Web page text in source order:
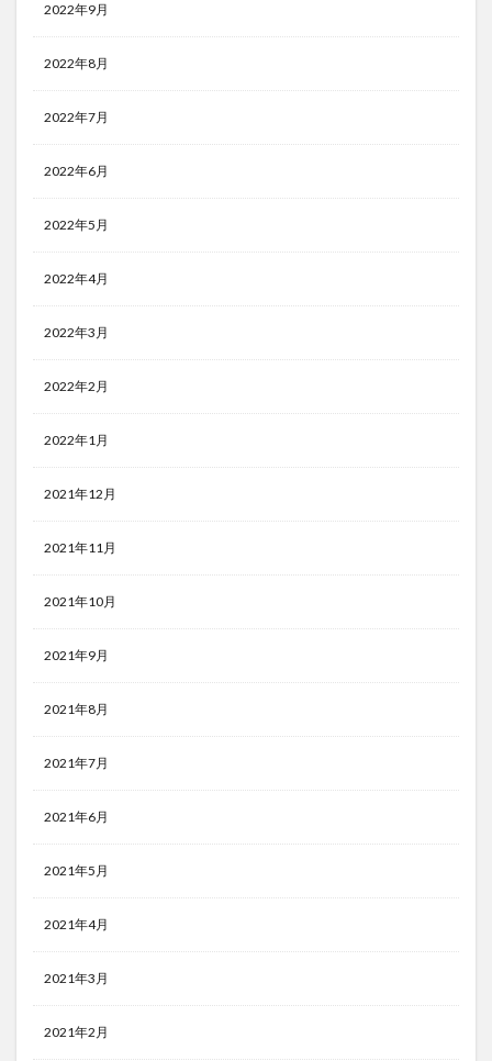
2022年9月
2022年8月
2022年7月
2022年6月
2022年5月
2022年4月
2022年3月
2022年2月
2022年1月
2021年12月
2021年11月
2021年10月
2021年9月
2021年8月
2021年7月
2021年6月
2021年5月
2021年4月
2021年3月
2021年2月